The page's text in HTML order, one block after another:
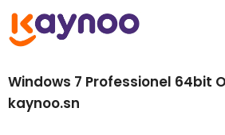
Windows 7 Professionel 64bit
kaynoo.sn